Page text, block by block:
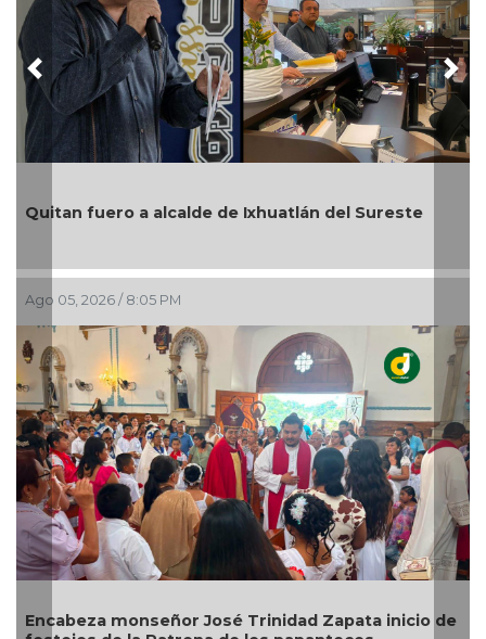
En Rincón de la Marquesa hubo retiro de árboles
por representar riesgos; no es tala ilegal
Ago 05, 2026 / 6:42 PM
Alcalde de Úrsulo Galván, Veracruz es desaforado
Previous